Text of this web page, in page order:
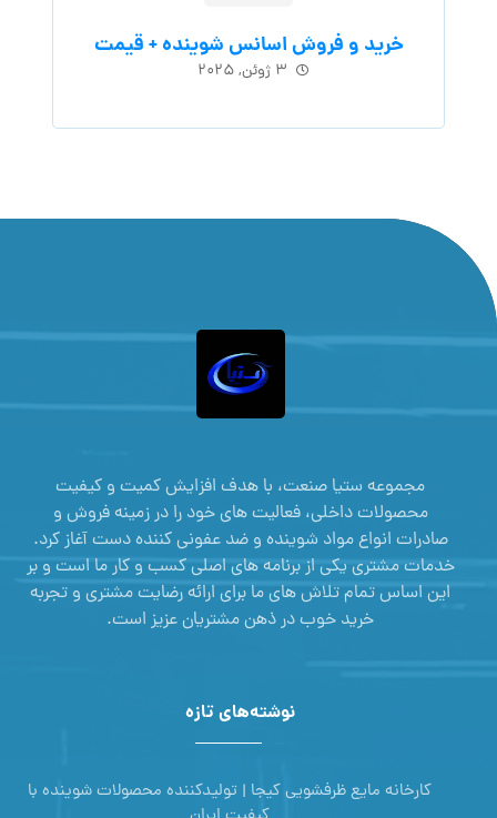
خرید و فروش اسانس شوینده + قیمت
۳ ژوئن, ۲۰۲۵
مجموعه ستیا صنعت، با هدف افزایش کمیت و کیفیت
محصولات داخلی، فعالیت های خود را در زمینه فروش و
صادرات انواع مواد شوینده و ضد عفونی کننده دست آغاز کرد.
خدمات مشتری یکی از برنامه های اصلی کسب و کار ما است و بر
این اساس تمام تلاش های ما برای ارائه رضایت مشتری و تجربه
خرید خوب در ذهن مشتریان عزیز است.
نوشته‌های تازه
کارخانه مایع ظرفشویی کیجا | تولیدکننده محصولات شوینده با